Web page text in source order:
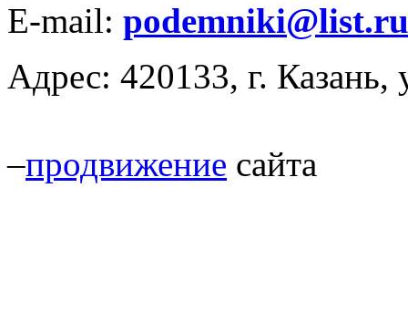
E-mail: podemniki@list.ru
Адрес: 420133, г. Казань,
–продвижение сайта